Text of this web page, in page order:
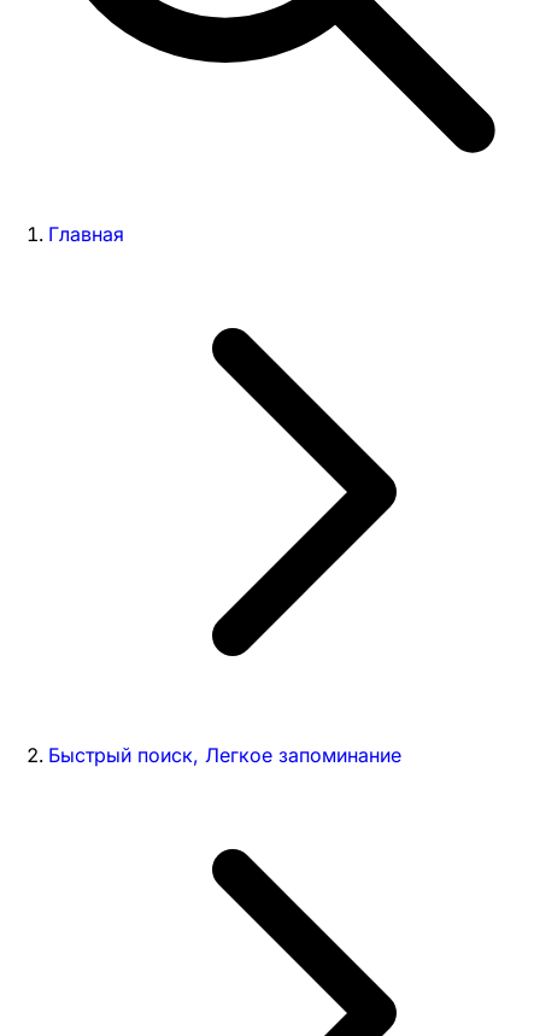
Главная
Быстрый поиск, Легкое запоминание